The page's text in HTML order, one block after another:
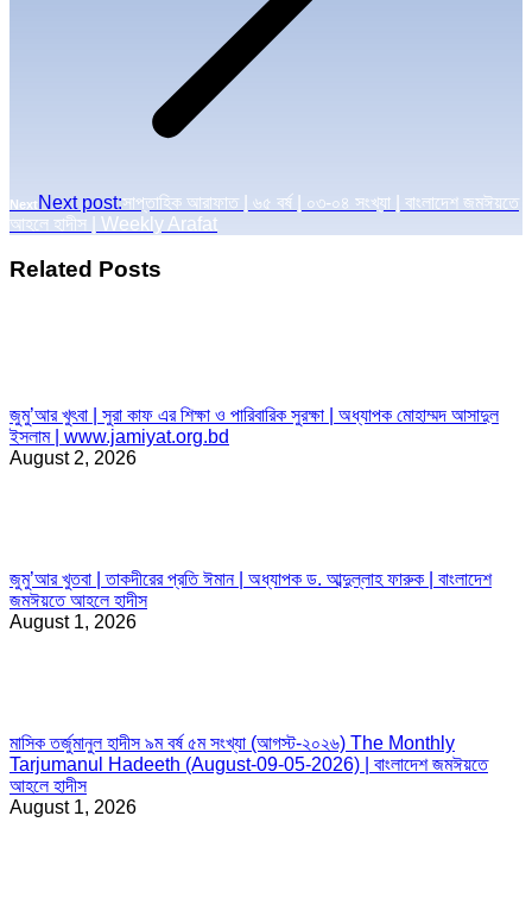
Next Next post:সাপ্তাহিক আরাফাত | ৬৫ বর্ষ | ০৩-০৪ সংখ্যা | বাংলাদেশ জমঈয়তে
আহলে হাদীস | Weekly Arafat
Related Posts
জুমু’আর খুৎবা | সুরা কাফ এর শিক্ষা ও পারিবারিক সুরক্ষা | অধ্যাপক মোহাম্মদ আসাদুল
ইসলাম | www.jamiyat.org.bd
August 2, 2026
জুমু’আর খুতবা | তাকদীরের প্রতি ঈমান | অধ্যাপক ড. আব্দুল্লাহ ফারুক | বাংলাদেশ
জমঈয়তে আহলে হাদীস
August 1, 2026
মাসিক তর্জুমানুল হাদীস ৯ম বর্ষ ৫ম সংখ্যা (আগস্ট-২০২৬) The Monthly
Tarjumanul Hadeeth (August-09-05-2026) | বাংলাদেশ জমঈয়তে
আহলে হাদীস
August 1, 2026